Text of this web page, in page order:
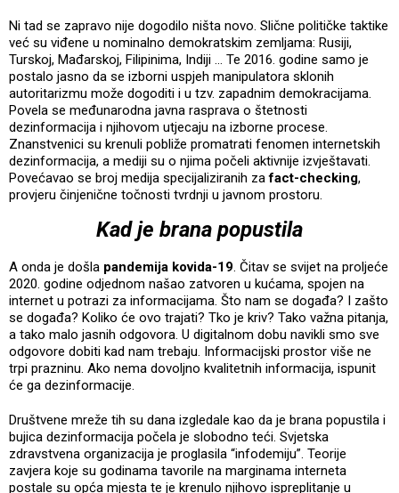
Ni tad se zapravo nije dogodilo ništa novo. Slične političke taktike
već su viđene u nominalno demokratskim zemljama: Rusiji,
Turskoj, Mađarskoj, Filipinima, Indiji … Te 2016. godine samo je
postalo jasno da se izborni uspjeh manipulatora sklonih
autoritarizmu može dogoditi i u tzv. zapadnim demokracijama.
Povela se međunarodna javna rasprava o štetnosti
dezinformacija i njihovom utjecaju na izborne procese.
Znanstvenici su krenuli pobliže promatrati fenomen internetskih
dezinformacija, a mediji su o njima počeli aktivnije izvještavati.
Povećavao se broj medija specijaliziranih zafact-checking,
provjeru činjenične točnosti tvrdnji u javnom prostoru.
Kad je brana popustila
A onda je došla pandemija kovida-19. Čitav se svijet na proljeće
2020. godine odjednom našao zatvoren u kućama, spojen na
internet u potrazi za informacijama. Što nam se događa? I zašto
se događa? Koliko će ovo trajati? Tko je kriv? Tako važna pitanja,
a tako malo jasnih odgovora. U digitalnom dobu navikli smo sve
odgovore dobiti kad nam trebaju. Informacijski prostor više ne
trpi prazninu. Ako nema dovoljno kvalitetnih informacija, ispunit
će ga dezinformacije.
Društvene mreže tih su dana izgledale kao da je brana popustila i
bujica dezinformacija počela je slobodno teći. Svjetska
zdravstvena organizacija je proglasila “infodemiju”. Teorije
zavjera koje su godinama tavorile na marginama interneta
postale su opća mjesta te je krenulo njihovo ispreplitanje u